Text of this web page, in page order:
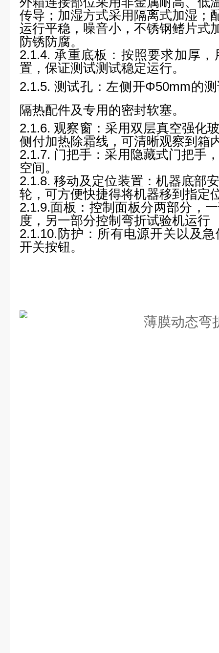
传导；加湿方式采用隔离式加湿；
运行平稳，噪音小，不锈钢鳍片式
防锈防腐。
2.1.4.承重底板： 按照要求加厚
置，保证测试测试稳定运行。
2.1.5. 测试孔：左侧开Φ50mm的
隔热配件及专用的密封软塞。
2.1.6. 观察窗： 采用双层真空强化
侧付加热除霜线，可清晰观察到箱
2.1.7. 门把手： 采用隐藏式门把手
空间。
2.1.8.移动及定位装置： 机器底部
轮，可方便快捷得将机器移到指定
2.1.9.面板： 控制面板分两部分，
度，另一部分控制弯折试验机运行
2.1.10. 防护： 所有电源开关以及
开关按钮。